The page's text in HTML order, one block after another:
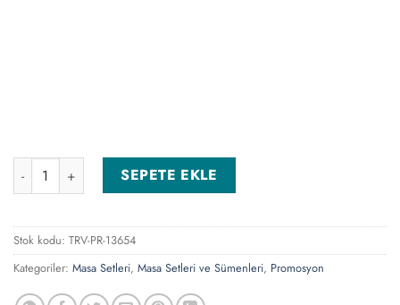
MI-09 Masa isimliği adetSEPETE EKLE
Stok kodu: TRV-PR-13654
Kategoriler: Masa Setleri, Masa Setleri ve Sümenleri, Promosyon